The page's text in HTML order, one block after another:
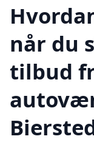
når du
tilbud